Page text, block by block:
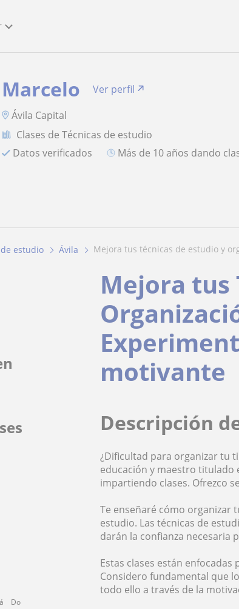
Marcelo
Ver perfil
Ávila Capital
Clases de Técnicas de estudio
Datos verificados
más de 10 años dando
estudio Ávila mejora tus técnicas de estudio y
Do
Mejora tus
motivante
Descripción
¿Dificultad para organizar tu
educación y maestro titulado
impartiendo clases. Ofrezco
Te enseñaré cómo organizar
estudio. Las técnicas de
darán la confianza necesaria
Estas clases están
Considero fundamental que
todo ello a través de la